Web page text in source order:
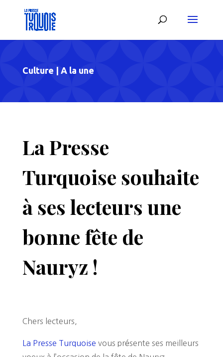
Culture A la une
La Presse
Turquoise souhaite
à ses lecteurs une
bonne fête de
Nauryz !
Chers lecteurs,
La Presse Turquoise vous présente ses meilleurs